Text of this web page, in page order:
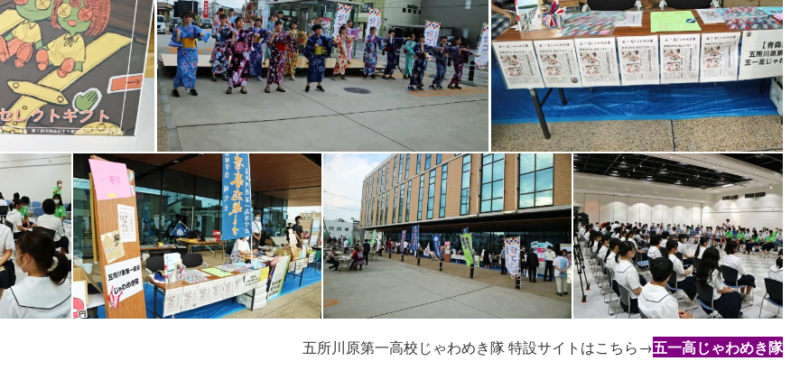
五所川原第一高校じゃわめき隊 特設サイトはこちら→五一高じゃわめき隊